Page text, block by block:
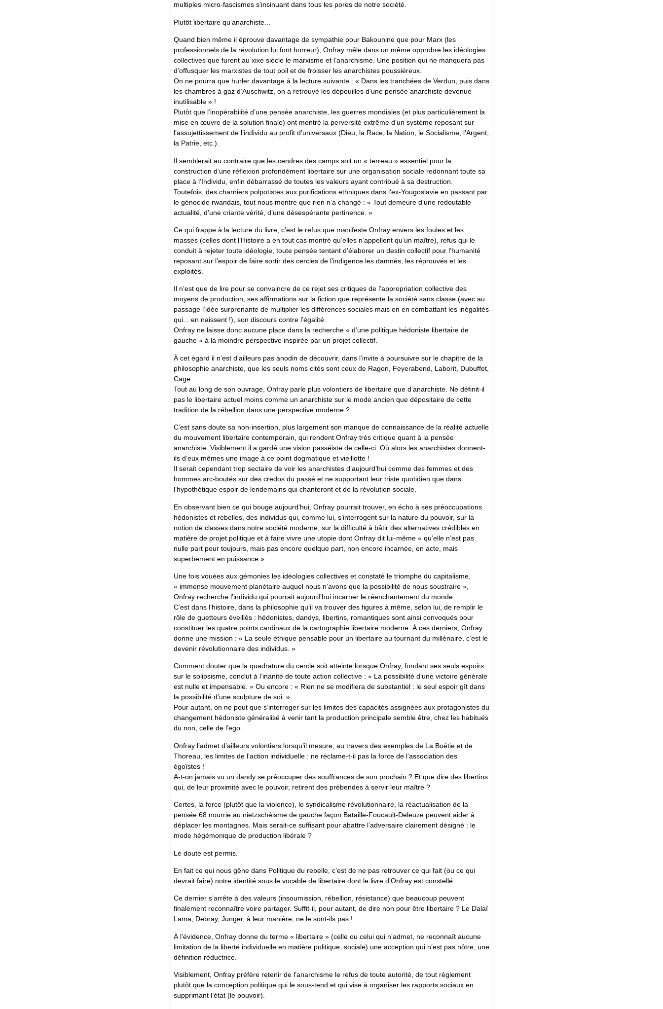
multiples micro-fascismes s’insinuant dans tous les pores de notre société.
Plutôt libertaire qu’anarchiste...
Quand bien même il éprouve davantage de sympathie pour Bakounine que pour Marx (les
professionnels de la révolution lui font horreur), Onfray mêle dans un même opprobre les idéologies
collectives que furent au xixe siècle le marxisme et l’anarchisme. Une position qui ne manquera pas
d’offusquer les marxistes de tout poil et de froisser les anarchistes poussiéreux.
On ne pourra que hurler davantage à la lecture suivante : « Dans les tranchées de Verdun, puis dans
les chambres à gaz d’Auschwitz, on a retrouvé les dépouilles d’une pensée anarchiste devenue
inutilisable » !
Plutôt que l’inopérabilité d’une pensée anarchiste, les guerres mondiales (et plus particulièrement la
mise en œuvre de la solution finale) ont montré la perversité extrême d’un système reposant sur
l’assujettissement de l’individu au profit d’universaux (Dieu, la Race, la Nation, le Socialisme, l’Argent,
la Patrie, etc.).
Il semblerait au contraire que les cendres des camps soit un « terreau » essentiel pour la
construction d’une réflexion profondément libertaire sur une organisation sociale redonnant toute sa
place à l’Individu, enfin débarrassé de toutes les valeurs ayant contribué à sa destruction.
Toutefois, des charniers polpotistes aux purifications ethniques dans l’ex-Yougoslavie en passant par
le génocide rwandais, tout nous montre que rien n’a changé : « Tout demeure d’une redoutable
actualité, d’une criante vérité, d’une désespérante pertinence. »
Ce qui frappe à la lecture du livre, c’est le refus que manifeste Onfray envers les foules et les
masses (celles dont l’Histoire a en tout cas montré qu’elles n’appellent qu’un maître), refus qui le
conduit à rejeter toute idéologie, toute pensée tentant d’élaborer un destin collectif pour l’humanité
reposant sur l’espoir de faire sortir des cercles de l’indigence les damnés, les réprouvés et les
exploités.
Il n’est que de lire pour se convaincre de ce rejet ses critiques de l’appropriation collective des
moyens de production, ses affirmations sur la fiction que représente la société sans classe (avec au
passage l’idée surprenante de multiplier les différences sociales mais en en combattant les inégalités
qui... en naissent !), son discours contre l’égalité.
Onfray ne laisse donc aucune place dans la recherche « d’une politique hédoniste libertaire de
gauche » à la moindre perspective inspirée par un projet collectif.
À cet égard il n’est d’ailleurs pas anodin de découvrir, dans l’invite à poursuivre sur le chapitre de la
philosophie anarchiste, que les seuls noms cités sont ceux de Ragon, Feyerabend, Laborit, Dubuffet,
Cage.
Tout au long de son ouvrage, Onfray parle plus volontiers de libertaire que d’anarchiste. Ne définit-il
pas le libertaire actuel moins comme un anarchiste sur le mode ancien que dépositaire de cette
tradition de la rébellion dans une perspective moderne ?
C’est sans doute sa non-insertion, plus largement son manque de connaissance de la réalité actuelle
du mouvement libertaire contemporain, qui rendent Onfray très critique quant à la pensée
anarchiste. Visiblement il a gardé une vision passéiste de celle-ci. Où alors les anarchistes donnent-
ils d’eux mêmes une image à ce point dogmatique et vieillotte !
Il serait cependant trop sectaire de voir les anarchistes d’aujourd’hui comme des femmes et des
hommes arc-boutés sur des credos du passé et ne supportant leur triste quotidien que dans
l’hypothétique espoir de lendemains qui chanteront et de la révolution sociale.
En observant bien ce qui bouge aujourd’hui, Onfray pourrait trouver, en écho à ses préoccupations
hédonistes et rebelles, des individus qui, comme lui, s’interrogent sur la nature du pouvoir, sur la
notion de classes dans notre société moderne, sur la difficulté à bâtir des alternatives crédibles en
matière de projet politique et à faire vivre une utopie dont Onfray dit lui-même « qu’elle n’est pas
nulle part pour toujours, mais pas encore quelque part, non encore incarnée, en acte, mais
superbement en puissance ».
Une fois vouées aux gémonies les idéologies collectives et constaté le triomphe du capitalisme,
« immense mouvement planétaire auquel nous n’avons que la possibilité de nous soustraire »,
Onfray recherche l’individu qui pourrait aujourd’hui incarner le réenchantement du monde.
C’est dans l’histoire, dans la philosophie qu’il va trouver des figures à même, selon lui, de remplir le
rôle de guetteurs éveillés : hédonistes, dandys, libertins, romantiques sont ainsi convoqués pour
constituer les quatre points cardinaux de la cartographie libertaire moderne. À ces derniers, Onfray
donne une mission : « La seule éthique pensable pour un libertaire au tournant du millénaire, c’est le
devenir révolutionnaire des individus. »
Comment douter que la quadrature du cercle soit atteinte lorsque Onfray, fondant ses seuls espoirs
sur le solipsisme, conclut à l’inanité de toute action collective : « La possibilité d’une victoire générale
est nulle et impensable. » Ou encore : « Rien ne se modifiera de substantiel : le seul espoir gît dans
la possibilité d’une sculpture de soi. »
Pour autant, on ne peut que s’interroger sur les limites des capacités assignées aux protagonistes du
changement hédoniste généralisé à venir tant la production principale semble être, chez les habitués
du non, celle de l’ego.
Onfray l’admet d’ailleurs volontiers lorsqu’il mesure, au travers des exemples de La Boétie et de
Thoreau, les limites de l’action individuelle : ne réclame-t-il pas la force de l’association des
égoïstes !
A-t-on jamais vu un dandy se préoccuper des souffrances de son prochain ? Et que dire des libertins
qui, de leur proximité avec le pouvoir, retirent des prébendes à servir leur maître ?
Certes, la force (plutôt que la violence), le syndicalisme révolutionnaire, la réactualisation de la
pensée 68 nourrie au nietzschéisme de gauche façon Bataille-Foucault-Deleuze peuvent aider à
déplacer les montagnes. Mais serait-ce suffisant pour abattre l’adversaire clairement désigné : le
mode hégémonique de production libérale ?
Le doute est permis.
En fait ce qui nous gêne dans Politique du rebelle, c’est de ne pas retrouver ce qui fait (ou ce qui
devrait faire) notre identité sous le vocable de libertaire dont le livre d’Onfray est constellé.
Ce dernier s’arrête à des valeurs (insoumission, rébellion, résistance) que beaucoup peuvent
finalement reconnaître voire partager. Suffit-il, pour autant, de dire non pour être libertaire ? Le Dalaï
Lama, Debray, Junger, à leur manière, ne le sont-ils pas !
À l’évidence, Onfray donne du terme « libertaire » (celle ou celui qui n’admet, ne reconnaît aucune
limitation de la liberté individuelle en matière politique, sociale) une acception qui n’est pas nôtre, une
définition réductrice.
Visiblement, Onfray préfère retenir de l’anarchisme le refus de toute autorité, de tout règlement
plutôt que la conception politique qui le sous-tend et qui vise à organiser les rapports sociaux en
supprimant l’état (le pouvoir).